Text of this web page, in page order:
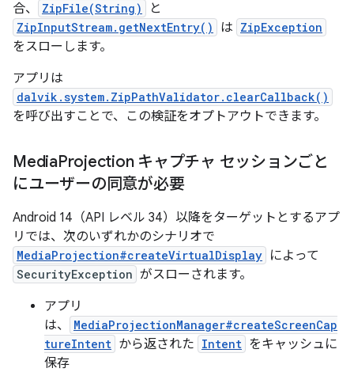
合、
ZipFile(String) と
ZipInputStream.getNextEntry() は ZipException
をスローします。
アプリは
dalvik.system.ZipPathValidator.clearCallback()
を呼び出すことで、この検証をオプトアウトできます。
MediaProjection キャプチャ セッションごと
にユーザーの同意が必要
Android 14（API レベル 34）以降をターゲットとするアプ
リでは、次のいずれかのシナリオで
MediaProjection#createVirtualDisplay によって
SecurityException がスローされます。
アプリ
は、
MediaProjectionManager#createScreenCap
tureIntent から返された Intent をキャッシュに
保存